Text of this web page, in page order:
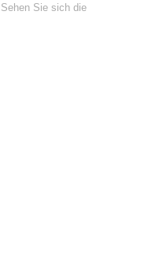
Sehen Sie sich die